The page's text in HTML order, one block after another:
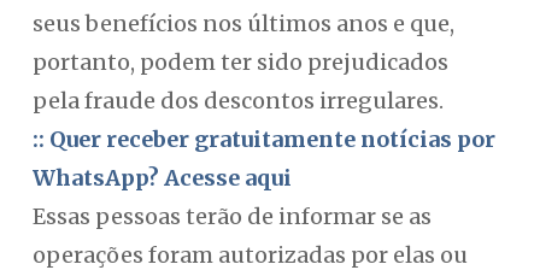
seus benefícios nos últimos anos e que,
portanto, podem ter sido prejudicados
pela fraude dos descontos irregulares.
:: Quer receber gratuitamente notícias por
WhatsApp? Acesse aqui
Essas pessoas terão de informar se as
operações foram autorizadas por elas ou